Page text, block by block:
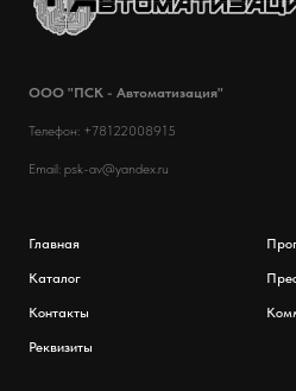
ООО "ПСК - Автоматизация"
Телефон: +78122008915
Email: psk-av@yandex.ru
Главная
Каталог
Контакты
Реквизиты